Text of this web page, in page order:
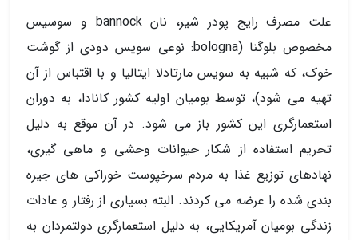
علت مصرف رایج پودر شیر، نان bannock و سوسیس
مخصوص بلوگنا (bologna: نوعی سویس دودی از گوشت
خوک، که شبیه به سویس مارتادلا ایتالیا و با اقتباس از آن
تهیه می شود)، توسط بومیان اولیه کشور کانادا، به دوران
استعمارگری این کشور باز می شود. در آن موقع به دلیل
تحریم استفاده از شکار حیوانات وحشی و ماهی گیری،
نهادهای توزیع غذا به مردم سرخپوست خوراکی های جیره
بندی شده را عرضه می کردند. البته بسیاری از رفتار و عادات
زندگی بومیان آمریکایی، به دلیل استعمارگری دولتمردان به